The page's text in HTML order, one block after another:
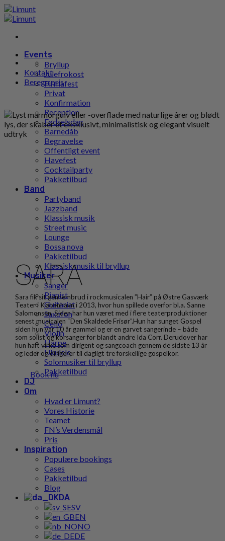
Gå
til
Events
Bryllup
Julefrokost
Firmafest
Privat
Konfirmation
Reception
Fødselsdag
Barnedåb
Begravelse
Offentligt event
Havefest
Cocktailparty
Pakketilbud
Band
Partyband
Jazzband
Klassisk musik
Street music
Lounge
Bossa nova
Pakketilbud
Klassisk musik til bryllup
Musiker
Sanger
Pianist
Guitarist
Saxofon
Cello
Violin
Harpe
Ukulele
Solomusiker til bryllup
Pakketilbud
DJ
Om
Hvad er Limunt?
Vores Historie
Teamet
FN’s Verdensmål
Pris
Inspiration
Populære bookings
Cases
Pakketilbud
Blog
DA
SV
EN
NO
DE
Kontakt
Beregn pris
SARA
Sara fik sit gennembrud i rockmusicalen ”Hair” på Østre Gasværk
Teater i København i 2013, hvor hun spillede overfor bl.a. Sanne
Salomonsen. Siden har hun været med i flere teaterproduktioner
senest musicalen “Den Skaldede Frisør”.Hun har sunget Gospel
siden hun var 10 år gammel og er en garvet sangerinde – både
som solist og korsanger for blandt andre Ida Corr. Derudover har
hun haft virke som dirigent og sangcoach gennem de sidste 13 år
og leder og dirigerer til dagligt tre forskellige gospelkor.
Book nu